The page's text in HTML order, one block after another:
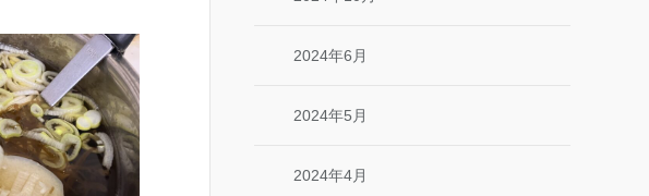
2024年6月
2024年5月
2024年4月